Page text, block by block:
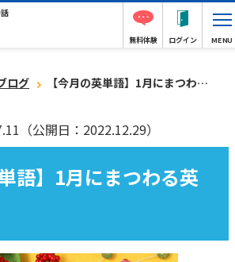
無料体験 ログイン MENU
ログ 【今月の英単語】1月にまつわる英単語一覧
（公開日：2022.12.29）
語】1月にまつわる英